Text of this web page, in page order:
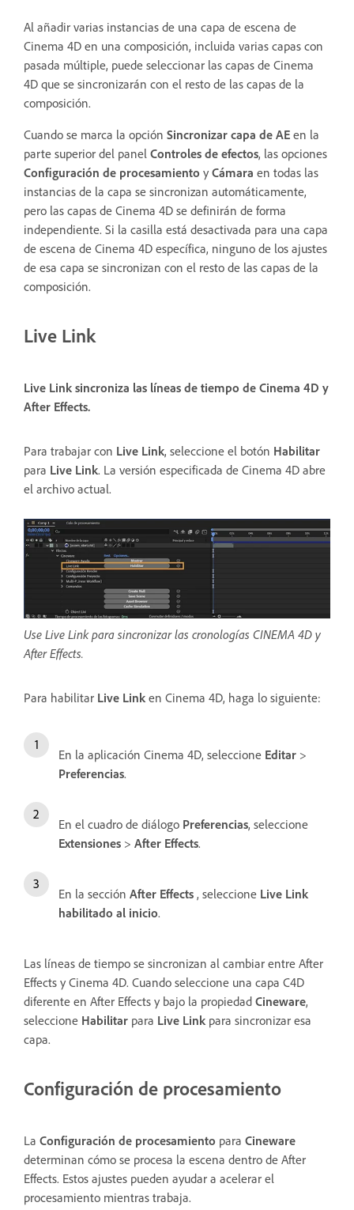
Al añadir varias instancias de una capa de escena de
Cinema 4D en una composición, incluida varias capas con
pasada múltiple, puede seleccionar las capas de Cinema
4D que se sincronizarán con el resto de las capas de la
composición.
Cuando se marca la opción Sincronizar capa de AE en la
parte superior del panel Controles de efectos, las opciones
Configuración de procesamiento y Cámara en todas las
instancias de la capa se sincronizan automáticamente,
pero las capas de Cinema 4D se definirán de forma
independiente. Si la casilla está desactivada para una capa
de escena de Cinema 4D específica, ninguno de los ajustes
de esa capa se sincronizan con el resto de las capas de la
composición.
Live Link
Live Link sincroniza las líneas de tiempo de Cinema 4D y
After Effects.
Para trabajar con Live Link, seleccione el botón Habilitar
para Live Link. La versión especificada de Cinema 4D abre
el archivo actual.
Use Live Link para sincronizar las cronologías CINEMA 4D y
After Effects.
Para habilitar Live Link en Cinema 4D, haga lo siguiente:
En la aplicación Cinema 4D, seleccione Editar >
Preferencias.
En el cuadro de diálogo Preferencias, seleccione
Extensiones > After Effects.
En la sección After Effects , seleccione Live Link
habilitado al inicio.
Las líneas de tiempo se sincronizan al cambiar entre After
Effects y Cinema 4D. Cuando seleccione una capa C4D
diferente en After Effects y bajo la propiedad Cineware,
seleccione Habilitar para Live Link para sincronizar esa
capa.
Configuración de procesamiento
La Configuración de procesamiento para Cineware
determinan cómo se procesa la escena dentro de After
Effects. Estos ajustes pueden ayudar a acelerar el
procesamiento mientras trabaja.